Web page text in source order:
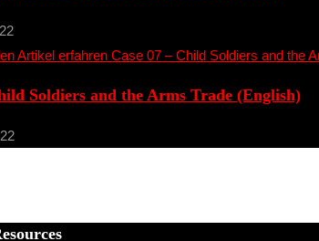
Soldiers and the Arms Trade (English)